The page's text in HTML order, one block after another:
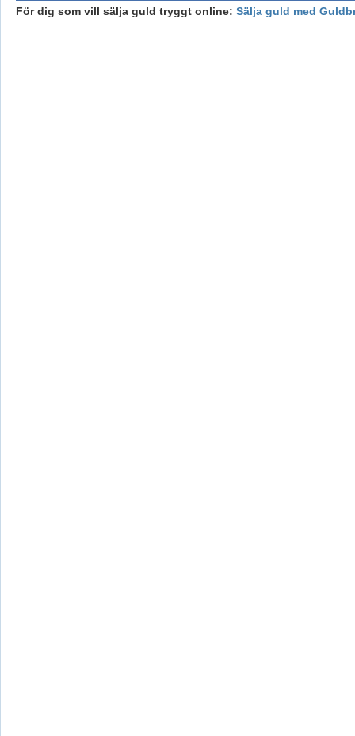
För dig som vill sälja guld tryggt online: Sälja guld med